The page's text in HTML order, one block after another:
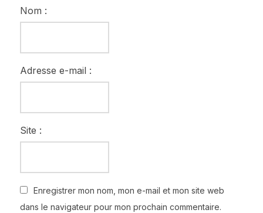
Nom :
Adresse e-mail :
Site :
Enregistrer mon nom, mon e-mail et mon site web
dans le navigateur pour mon prochain commentaire.